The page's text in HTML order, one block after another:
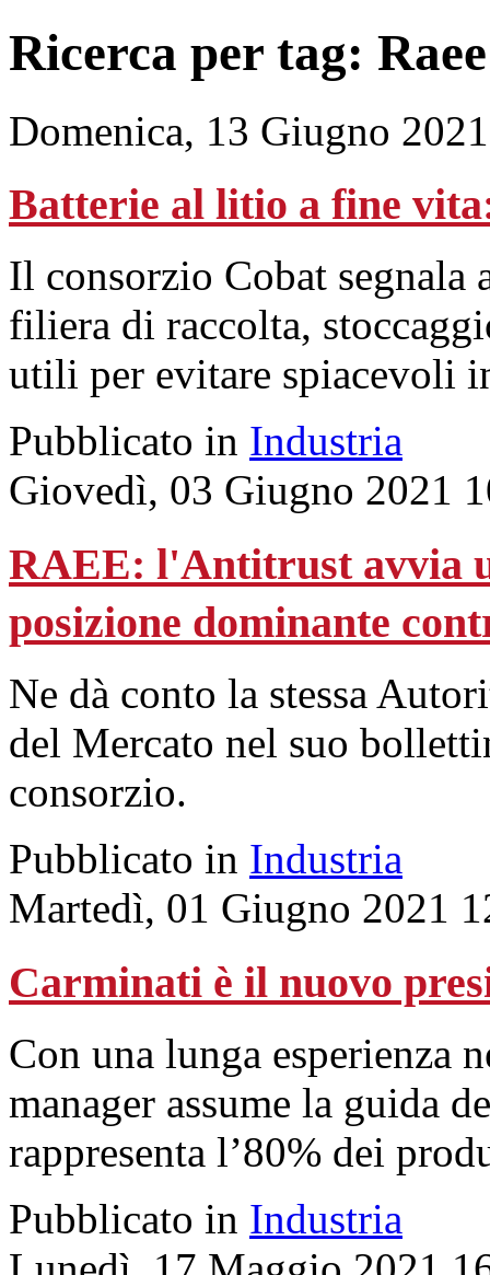
Ricerca per tag: Raee
Domenica, 13 Giugno
Batterie al litio a fine
Il consorzio Cobat segnala
filiera di raccolta,
utili per evitare spiacevoli
Pubblicato in Industria
Giovedì, 03 Giugno 2021
RAEE: l'Antitrust avvia
posizione dominante
Ne dà conto la stessa
del Mercato nel suo
consorzio.
Pubblicato in Industria
Martedì, 01 Giugno 2021
Carminati è il nuovo
Con una lunga esperienza
manager assume la guida
rappresenta l’80% dei
Pubblicato in Industria